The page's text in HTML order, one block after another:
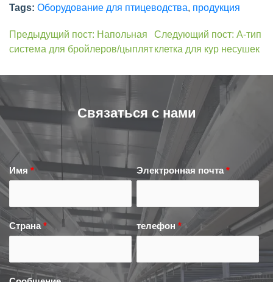
Tags: Оборудование для птицеводства, продукция
Предыдущий пост: Напольная
система для бройлеров/цыплят
Следующий пост: A-тип
клетка для кур несушек
Связаться с нами
Имя * Электронная почта *
Страна* телефон *